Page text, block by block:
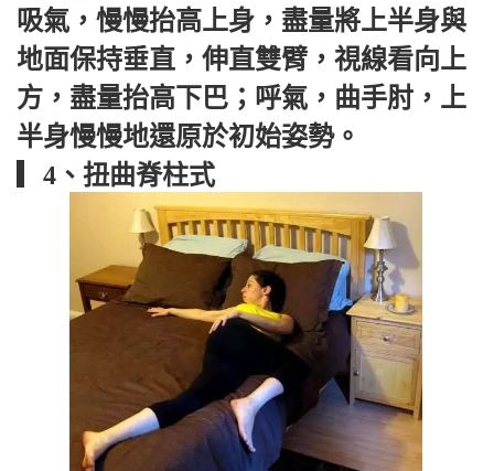
吸氣，慢慢抬高上身，盡量將上半身與
地面保持垂直，伸直雙臂，視線看向上
方，盡量抬高下巴；呼氣，曲手肘，上
半身慢慢地還原於初始姿勢。
▎4、扭曲脊柱式